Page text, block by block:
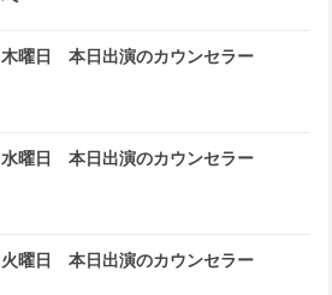
木曜日 本日出演のカウンセラー
水曜日 本日出演のカウンセラー
火曜日 本日出演のカウンセラー